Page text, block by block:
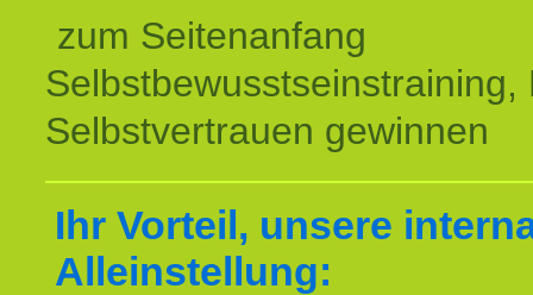
zum Seitenanfang
Selbstbewusstseinstraining,
Selbstvertrauen gewinnen
Ihr Vorteil, unsere
Alleinstellung: